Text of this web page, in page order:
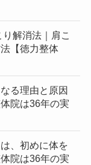
解消法｜肩こ
【徳力整体
る理由と原因
院は36年の実
、初めに体を
院は36年の実